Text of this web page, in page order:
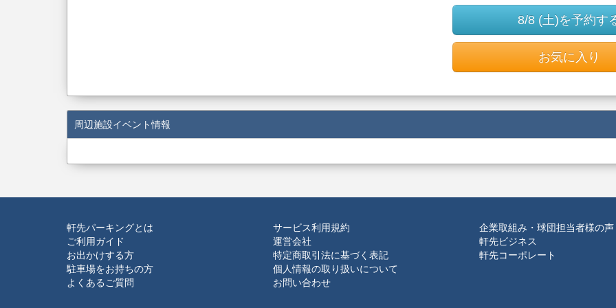
8/8 (土)を予約す
お気に入り
周辺施設イベント情報
軒先パーキングとは
ご利用ガイド
お出かけする方
駐車場をお持ちの方
よくあるご質問
サービス利用規約
運営会社
特定商取引法に基づく表記
個人情報の取り扱いについて
お問い合わせ
企業取組み・球団担当者様の声
軒先ビジネス
軒先コーポレート